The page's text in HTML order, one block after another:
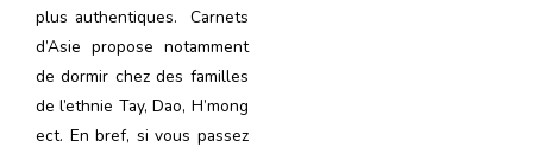
plus authentiques. Carnets
d’Asie propose notamment
de dormir chez des familles
de l’ethnie Tay, Dao, H’mong
ect. En bref, si vous passez